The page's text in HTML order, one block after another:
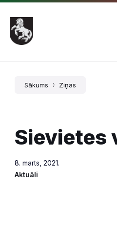
Pāriet
saturu
Skip
main
navigation
Skip
footer
Sākums Ziņas
Sievietes
8. marts, 2021.
Aktuāli